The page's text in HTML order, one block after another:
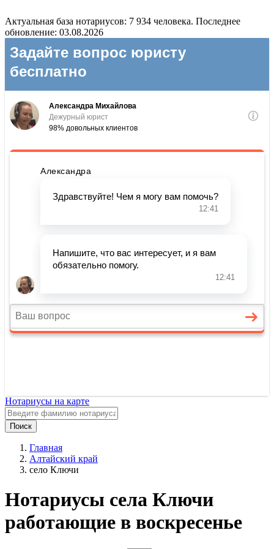
Актуальная база нотариусов: 7 934 человека. Последнее
обновление: 03.08.2026
Нотариусы на карте
Поиск
Главная
Алтайский край
село Ключи
Нотариусы села Ключи
работающие в воскресенье